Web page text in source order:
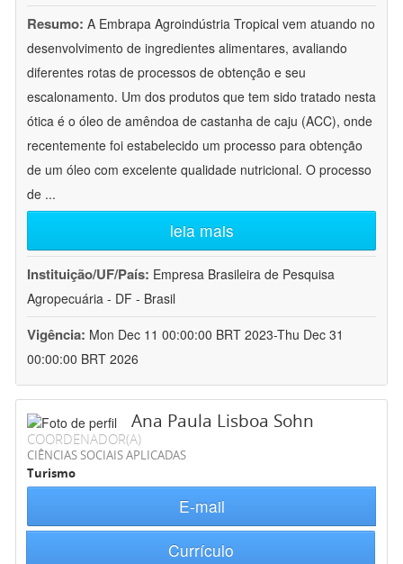
Resumo: A Embrapa Agroindústria Tropical vem atuando no
desenvolvimento de ingredientes alimentares, avaliando
diferentes rotas de processos de obtenção e seu
escalonamento. Um dos produtos que tem sido tratado nesta
ótica é o óleo de amêndoa de castanha de caju (ACC), onde
recentemente foi estabelecido um processo para obtenção
de um óleo com excelente qualidade nutricional. O processo
de ...
leia mais
Instituição/UF/País: Empresa Brasileira de Pesquisa
Agropecuária - DF - Brasil
Vigência: Mon Dec 11 00:00:00 BRT 2023-Thu Dec 31
00:00:00 BRT 2026
Ana Paula Lisboa Sohn
COORDENADOR(A)
CIÊNCIAS SOCIAIS APLICADAS
Turismo
E-mail
Currículo